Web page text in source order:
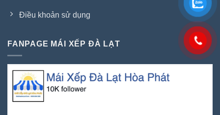
Điều khoản sử dụng
FANPAGE MÁI XẾP ĐÀ LẠT